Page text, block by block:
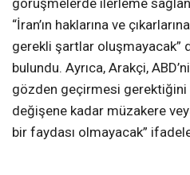
görüşmelerde ilerleme
“İran’ın haklarına ve
gerekli şartlar oluşmayacak”
bulundu. Ayrıca, Arakçi,
gözden geçirmesi gerektiğini
değişene kadar müzakere
bir faydası olmayacak”